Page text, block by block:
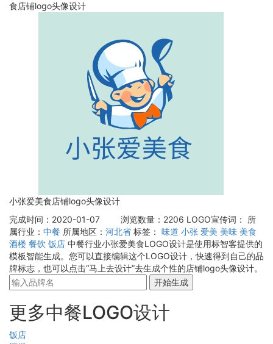
食店铺logo头像设计
小张爱美食店铺logo头像设计
完成时间：2020-01-07
浏览数量：2206 LOGO宣传词：
所
属行业： 中餐 所属地区： 河北省 标签： 味道 小张 爱美 美味 美食
酒楼 餐饮 饭店 中餐行业小张爱美食LOGO设计是使用标智客提供的
模板智能生成。您可以直接编辑这个LOGO设计，快速得到自己的品
牌标志，也可以点击“马上去设计”去生成个性的店铺logo头像设计。
开始生成
更多中餐LOGO设计
饭店